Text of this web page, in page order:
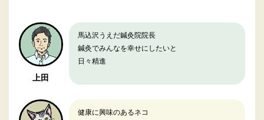
上田
馬込沢うえだ鍼灸院院長
鍼灸でみんなを幸せにしたいと
日々精進
健康に興味のあるネコ